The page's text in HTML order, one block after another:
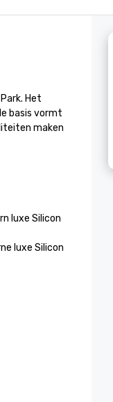
Het
basis vormt
maken
luxe Silicon
luxe Silicon